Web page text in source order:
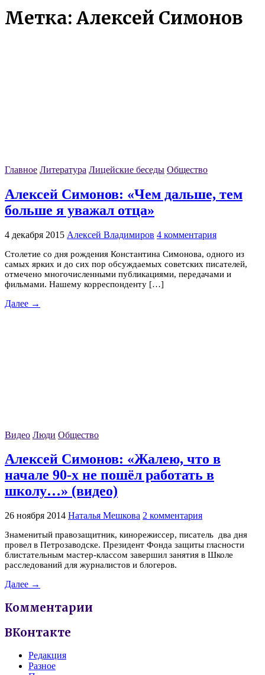
Метка: Алексей Симонов
Главное Литература Лицейские беседы Общество
Алексей Симонов: «Чем дальше, тем
больше я уважал отца»
4 декабря 2015 Алексей Владимиров 4 комментария
Столетие со дня рождения Константина Симонова, одного из
самых ярких и до сих пор обсуждаемых советских писателей,
отмечено многочисленными публикациями, передачами и
фильмами. Нашему корреспонденту […]
Далее →
Видео Люди Общество
Алексей Симонов: «Жалею, что в
начале 90-х не пошёл работать в
школу…» (видео)
26 ноября 2014 Наталья Мешкова 2 комментария
Знаменитый правозащитник, кинорежиссер, писатель два дня
провел в Петрозаводске. Президент Фонда защиты гласности
блистательным мастер-классом завершил занятия в Школе
расследований для журналистов и блогеров.
Далее →
Комментарии
ВКонтакте
Редакция
Разное